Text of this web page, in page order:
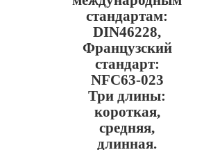
стандартам:
DIN46228,
Французский
стандарт:
NFC63-023
Три длины:
короткая,
средняя,
длинная.